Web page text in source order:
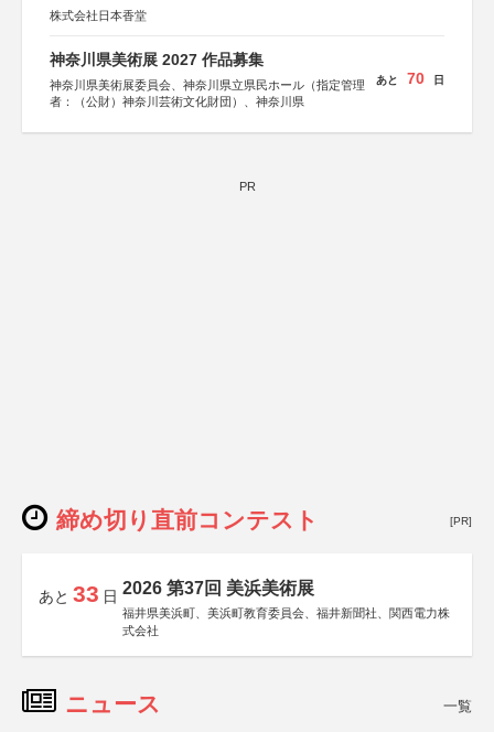
株式会社日本香堂
神奈川県美術展 2027 作品募集
神奈川県美術展委員会、神奈川県立県民ホール（指定管理
者：（公財）神奈川芸術文化財団）、神奈川県
あと 70 日
PR
締め切り直前コンテスト [PR]
あと 33 日 2026 第37回 美浜美術展
福井県美浜町、美浜町教育委員会、福井新聞社、関西電力株
式会社
ニュース 一覧